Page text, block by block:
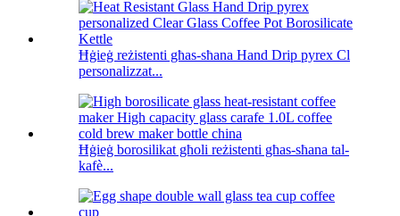
Ħġieġ reżistenti għas-sħana Hand Drip pyrex Cl
personalizzat...
Ħġieġ borosilikat għoli reżistenti għas-sħana tal-
kafè...